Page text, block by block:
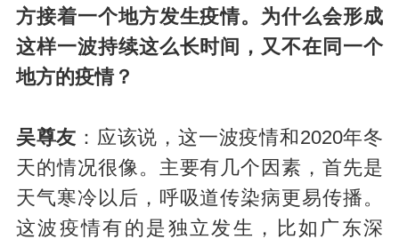
方接着一个地方发生疫情。为什么会形成
这样一波持续这么长时间，又不在同一个
地方的疫情？
吴尊友 ：应该说，这一波疫情和2020年冬
天的情况很像。主要有几个因素，首先是
天气寒冷以后，呼吸道传染病更易传播。
这波疫情有的是独立发生，比如广东深